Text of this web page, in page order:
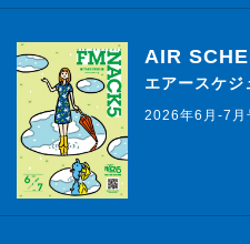
AIR
エアースケジ
2026年6月-7月